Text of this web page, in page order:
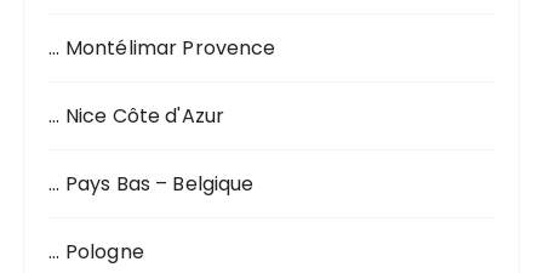
… Montélimar Provence
… Nice Côte d'Azur
… Pays Bas – Belgique
… Pologne